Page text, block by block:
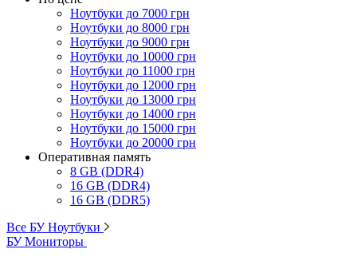
Ноутбуки до 7000 грн
Ноутбуки до 8000 грн
Ноутбуки до 9000 грн
Ноутбуки до 10000 грн
Ноутбуки до 11000 грн
Ноутбуки до 12000 грн
Ноутбуки до 13000 грн
Ноутбуки до 14000 грн
Ноутбуки до 15000 грн
Ноутбуки до 20000 грн
Оперативная память
8 GB (DDR4)
16 GB (DDR4)
16 GB (DDR5)
Все БУ Ноутбуки
БУ Мониторы